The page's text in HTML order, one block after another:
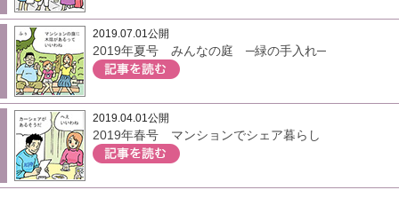
2019.07.01公開
2019年夏号 みんなの庭 ─緑の手入れ─
2019.04.01公開
2019年春号 マンションでシェア暮らし